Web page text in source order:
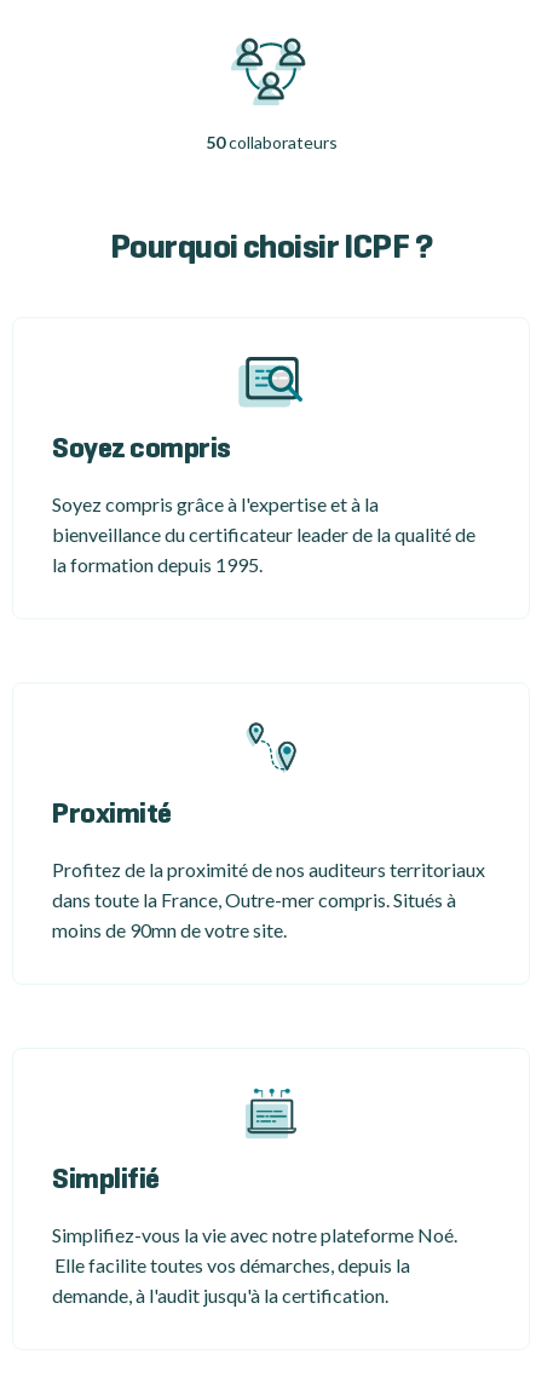
50collaborateurs
Pourquoi choisir ICPF ?
Soyez compris
Soyez compris grâce à l'expertise et à la
bienveillance du certificateur leader de la qualité de
la formation depuis 1995.
Proximité
Profitez de la proximité de nos auditeurs territoriaux
dans toute la France, Outre-mer compris. Situés à
moins de 90mn de votre site.
Simplifié
Simplifiez-vous la vie avec notre plateforme Noé.
Elle facilite toutes vos démarches, depuis la
demande, à l'audit jusqu'à la certification.